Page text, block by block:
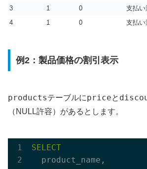
3
1 0
支払い
4
1 0 支払い
例2：製品価格の割引表示
productsテーブルにpriceと
（NULL許容）があるとします。
SELECT
  product_name,